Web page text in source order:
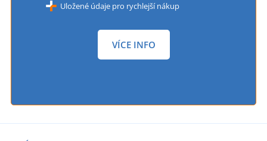
Uložené údaje pro rychlejší nákup
VÍCE INFO